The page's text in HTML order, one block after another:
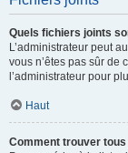
Quels fichiers joints
L’administrateur peut
vous n’êtes pas sûr de
l’administrateur pour
Haut
Comment trouver